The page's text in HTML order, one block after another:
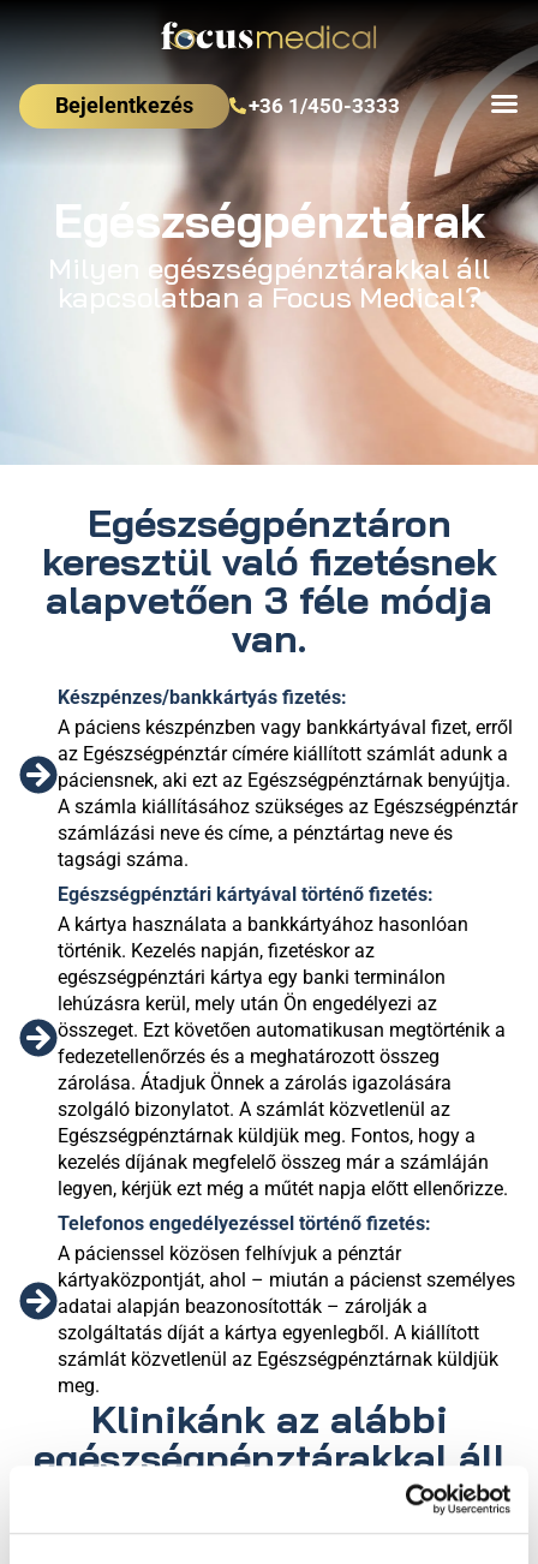
Bejelentkezés +36 1/450-3333
Egészségpénztárak
Milyen egészségpénztárakkal áll
kapcsolatban a Focus Medical?
Egészségpénztáron
keresztül való fizetésnek
alapvetően 3 féle módja
van.
Készpénzes/bankkártyás fizetés:
A páciens készpénzben vagy bankkártyával fizet, erről
az Egészségpénztár címére kiállított számlát adunk a
páciensnek, aki ezt az Egészségpénztárnak benyújtja.
A számla kiállításához szükséges az Egészségpénztár
számlázási neve és címe, a pénztártag neve és
tagsági száma.
Egészségpénztári kártyával történő fizetés:
A kártya használata a bankkártyához hasonlóan
történik. Kezelés napján, fizetéskor az
egészségpénztári kártya egy banki terminálon
lehúzásra kerül, mely után Ön engedélyezi az
összeget. Ezt követően automatikusan megtörténik a
fedezetellenőrzés és a meghatározott összeg
zárolása. Átadjuk Önnek a zárolás igazolására
szolgáló bizonylatot. A számlát közvetlenül az
Egészségpénztárnak küldjük meg. Fontos, hogy a
kezelés díjának megfelelő összeg már a számláján
legyen, kérjük ezt még a műtét napja előtt ellenőrizze.
Telefonos engedélyezéssel történő fizetés:
A pácienssel közösen felhívjuk a pénztár
kártyaközpontját, ahol – miután a pácienst személyes
adatai alapján beazonosították – zárolják a
szolgáltatás díját a kártya egyenlegből. A kiállított
számlát közvetlenül az Egészségpénztárnak küldjük
meg.
Klinikánk az alábbi
egészségpénztárakkal áll